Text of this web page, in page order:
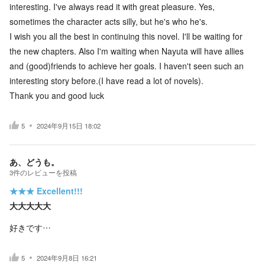
interesting. I've always read it with great pleasure. Yes,
sometimes the character acts silly, but he's who he's.
I wish you all the best in continuing this novel. I'll be waiting for
the new chapters. Also I'm waiting when Nayuta will have allies
and (good)friends to achieve her goals. I haven't seen such an
interesting story before.(I have read a lot of novels).
Thank you and good luck
5 2024年9月15日 18:02
あ、どうも。
3件のレビューを投稿
★★★ Excellent!!!
大大大大大
好きです…
5 2024年9月8日 16:21